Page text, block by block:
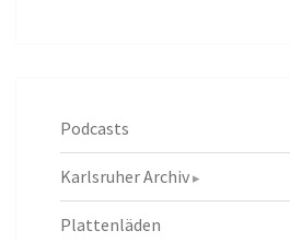
Podcasts
Karlsruher Archiv
Plattenläden